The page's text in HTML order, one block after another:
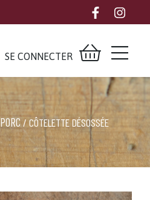
SE CONNECTER
PORC/ CÔTELETTE DÉSOSSÉE